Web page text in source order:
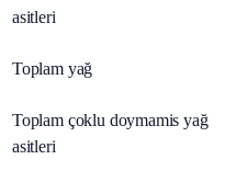
asitleri
Toplam yağ
Toplam çoklu doymamis yağ
asitleri